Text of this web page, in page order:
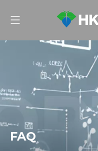
FAQ